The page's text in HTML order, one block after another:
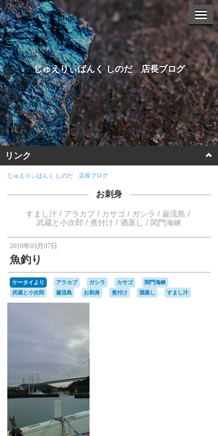
じゅえりぃばんく しのだ 店長ブログ
リンク
ホームページに戻る
ヤフーオークションへ
楽天オークションへ
じゅえりぃばんく しのだ 店長ブログ
お刺身
すまし汁 アラカブ カサゴ ガシラ
巌流島
武蔵と小次郎
煮付け 酒蒸し 関門海峡
2010年03月07日
魚釣り
ケータイより アラカブ ガシラ カサゴ
関門海峡
武蔵と小次郎
巌流島 お刺身 煮付け 酒蒸し すまし汁